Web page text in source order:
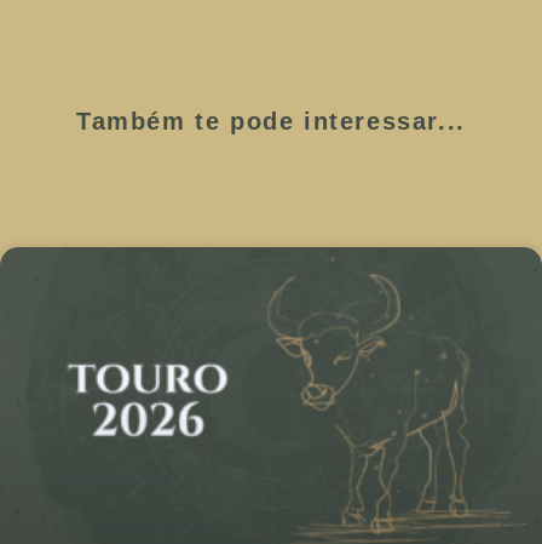
Também te pode interessar...